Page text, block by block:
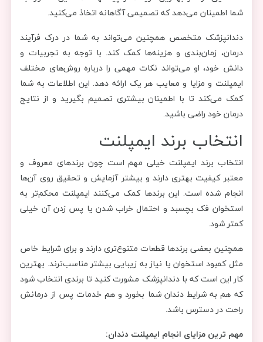
شما اطمینان می‌دهد که تصمیمی آگاهانه اتخاذ می‌کنید.
دندانپزشک متخصص همچنین می‌تواند به شما در درک فرآیند
درمان، زمان‌بندی و هزینه‌ها کمک کند. با توجه به تجربیات و
دانش خود، او می‌تواند نکات مهمی را درباره روش‌های مختلف
ایمپلنت و مزایا و معایب هر یک ارائه دهد. این اطلاعات به شما
کمک می‌کند تا با اطمینان بیشتری تصمیم بگیرید و از نتایج
درمان خود راضی باشید.
انتخاب برند ایمپلنت
انتخاب برند ایمپلنت خیلی مهم است چون برندهای معروف و
معتبر کیفیت بهتری دارند و بیشتر آزمایش و تحقیق روی آن‌ها
انجام شده است. این برندها کمک می‌کنند ایمپلنت محکم‌تر به
استخوان فک بچسبد و احتمال خراب شدن یا پس زدن آن خیلی
کمتر شود.
همچنین بعضی برندها قطعات متنوع‌تری دارند و برای شرایط خاص
مثل کمبود استخوان یا نیاز به زیبایی بیشتر مناسب‌ترند. بهترین
کار این است که با دندانپزشک مشورت کنید تا برندی انتخاب شود
که هم به شرایط دندان شما بخورد و هم خدمات پس از درمانش
راحت در دسترس باشد.
مهم ترین مزایای انجام ایمپلنت دندان: